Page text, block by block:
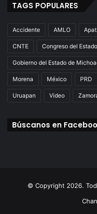
TAGS POPULARES
Accidente AMLO
CNTE Congreso del Estado
Gobierno del Estado de
Morena México PRD
Uruapan Video
Búscanos en
© Copyright 2026.